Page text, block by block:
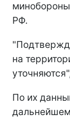
РФ.
на
По их